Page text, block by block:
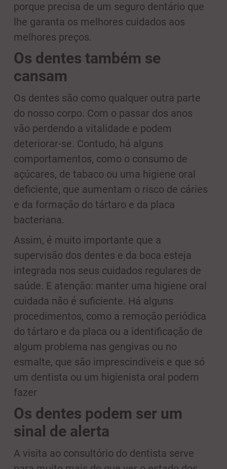
porque precisa de um seguro dentário que
lhe garanta os melhores cuidados aos
melhores preços.
Os dentes também se
cansam
Os dentes são como qualquer outra parte
do nosso corpo. Com o passar dos anos
vão perdendo a vitalidade e podem
deteriorar-se. Contudo, há alguns
comportamentos, como o consumo de
açúcares, de tabaco ou uma higiene oral
deficiente, que aumentam o risco de cáries
e da formação do tártaro e da placa
bacteriana.
Assim, é muito importante que a
supervisão dos dentes e da boca esteja
integrada nos seus cuidados regulares de
saúde. E atenção: manter uma higiene oral
cuidada não é suficiente. Há alguns
procedimentos, como a remoção periódica
do tártaro e da placa ou a identificação de
algum problema nas gengivas ou no
esmalte, que são imprescindíveis e que só
um dentista ou um higienista oral podem
fazer
Os dentes podem ser um
sinal de alerta
A visita ao consultório do dentista serve